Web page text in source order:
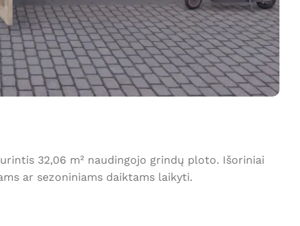
32,06 m² naudingojo grindų ploto. Išoriniai
ar sezoniniams daiktams laikyti.